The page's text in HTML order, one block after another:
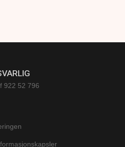
922 52 796